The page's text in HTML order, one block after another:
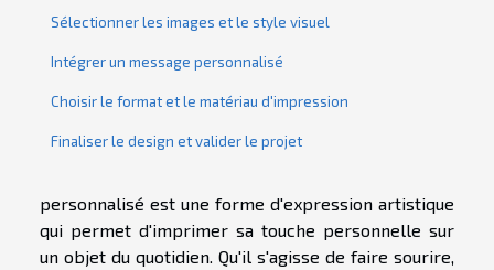
Sélectionner les images et le style visuel
Intégrer un message personnalisé
Choisir le format et le matériau d'impression
Finaliser le design et valider le projet
personnalisé est une forme d'expression artistique
qui permet d'imprimer sa touche personnelle sur
un objet du quotidien. Qu'il s'agisse de faire sourire,